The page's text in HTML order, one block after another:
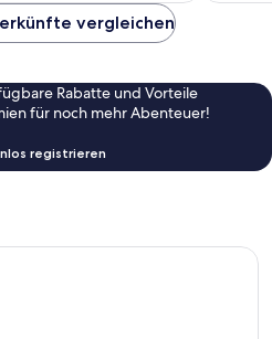
vergleichen
Rabatte und Vorteile
für noch mehr Abenteuer!
registrieren